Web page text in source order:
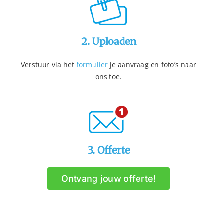
2. Uploaden
Verstuur via het formulier je aanvraag en foto’s naar
ons toe.
3. Offerte
Ontvang jouw offerte!